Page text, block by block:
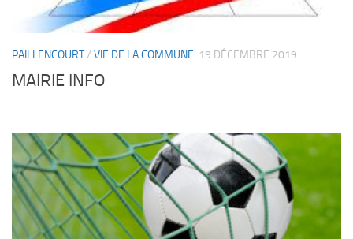
PAILLENCOURT/ VIE DE LA COMMUNE 19 DÉCEMBRE 2019
MAIRIE INFO